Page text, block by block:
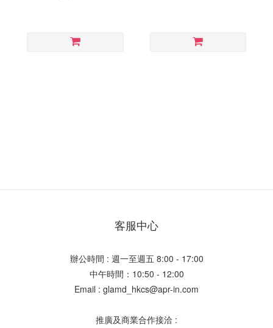
客服中心
辦公時間 : 週一至週五 8:00 - 17:00
中午時間：10:50 - 12:00
Email : glamd_hkcs@apr-in.com
推廣及商業合作接洽 :